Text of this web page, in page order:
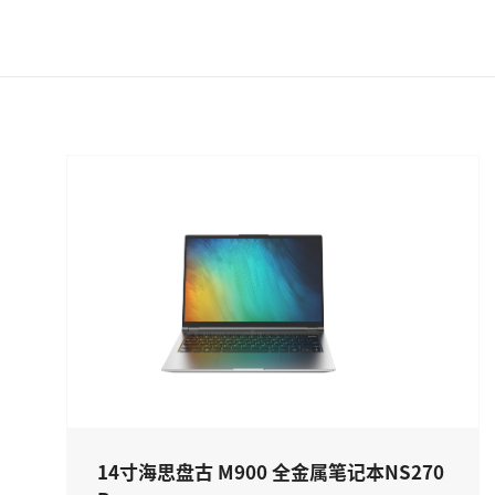
14寸海思盘古 M900 全金属笔记本NS270